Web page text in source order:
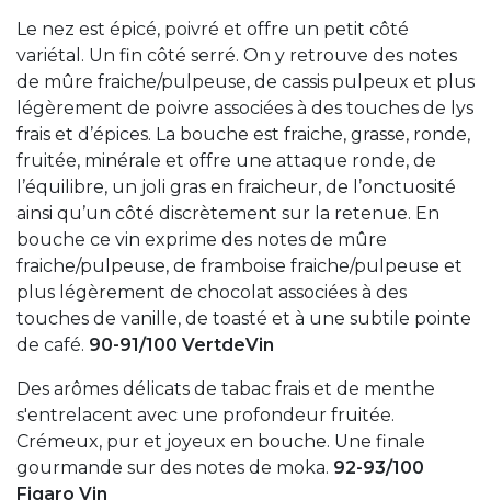
Le nez est épicé, poivré et offre un petit côté
variétal. Un fin côté serré. On y retrouve des notes
de mûre fraiche/pulpeuse, de cassis pulpeux et plus
légèrement de poivre associées à des touches de lys
frais et d’épices. La bouche est fraiche, grasse, ronde,
fruitée, minérale et offre une attaque ronde, de
l’équilibre, un joli gras en fraicheur, de l’onctuosité
ainsi qu’un côté discrètement sur la retenue. En
bouche ce vin exprime des notes de mûre
fraiche/pulpeuse, de framboise fraiche/pulpeuse et
plus légèrement de chocolat associées à des
touches de vanille, de toasté et à une subtile pointe
de café. 90-91/100 VertdeVin
Des arômes délicats de tabac frais et de menthe
s'entrelacent avec une profondeur fruitée.
Crémeux, pur et joyeux en bouche. Une finale
gourmande sur des notes de moka. 92-93/100
Figaro Vin